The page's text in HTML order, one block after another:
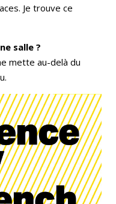
Je trouve ce
salle ?
mette au-delà du